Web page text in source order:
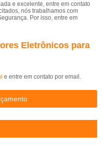
e excelente, entre em contato
nós trabalhamos com
Por isso, entre em
Eletrônicos para
e entre em contato por email.